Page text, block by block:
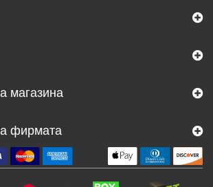
магазина
фирмата